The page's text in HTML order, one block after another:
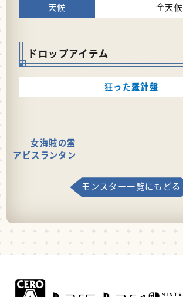
全天候
ドロップアイテム
狂った羅針盤
女海賊の霊
アビスランタン
モンスター一覧にもどる